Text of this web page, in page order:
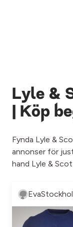
Lyle &
| Köp
Fynda Lyle &
annonser för
hand Lyle &